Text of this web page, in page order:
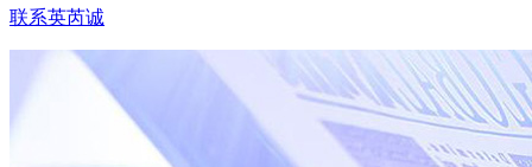
联系英芮诚